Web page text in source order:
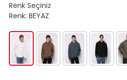
Renk Seçiniz
Renk: BEYAZ